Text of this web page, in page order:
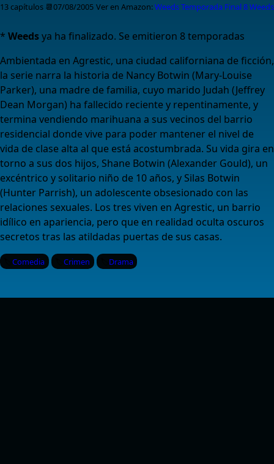
13 capítulos 📆07/08/2005 Ver en Amazon:Weeds Temporada Final 8Weeds
* Weedsya ha finalizado. Se emitieron 8 temporadas
Ambientada en Agrestic, una ciudad californiana de ficción,
la serie narra la historia de Nancy Botwin (Mary-Louise
Parker), una madre de familia, cuyo marido Judah (Jeffrey
Dean Morgan) ha fallecido reciente y repentinamente, y
termina vendiendo marihuana a sus vecinos del barrio
residencial donde vive para poder mantener el nivel de
vida de clase alta al que está acostumbrada. Su vida gira en
torno a sus dos hijos, Shane Botwin (Alexander Gould), un
excéntrico y solitario niño de 10 años, y Silas Botwin
(Hunter Parrish), un adolescente obsesionado con las
relaciones sexuales. Los tres viven en Agrestic, un barrio
idílico en apariencia, pero que en realidad oculta oscuros
secretos tras las atildadas puertas de sus casas.
Comedia Crimen Drama